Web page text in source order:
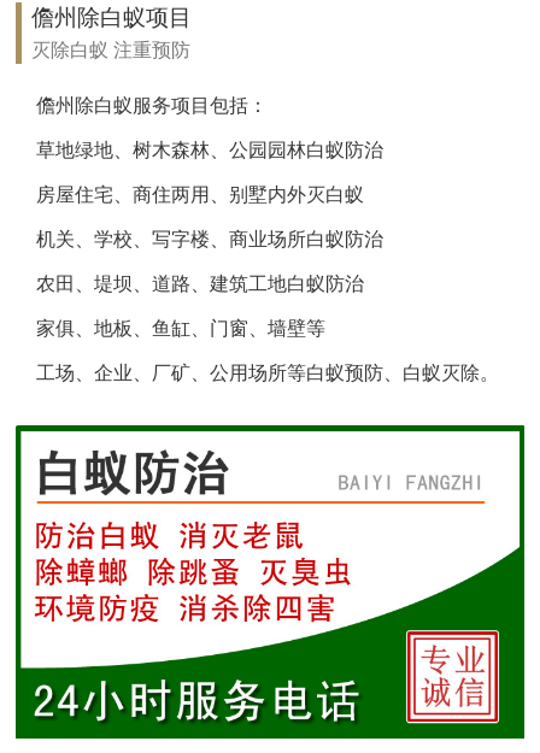
镇江白蚁防治
丹阳白蚁防治
扬中白蚁防治
句容白蚁防治
响水白蚁防治
滨海白蚁防治
阜宁白蚁防治
射阳白蚁防治
建湖白蚁防治
东台白蚁防治
涟水白蚁防治
儋州除白蚁项目
灭除白蚁 注重预防
儋州除白蚁服务项目包括：
草地绿地、树木森林、公园园林白蚁防治
房屋住宅、商住两用、别墅内外灭白蚁
机关、学校、写字楼、商业场所白蚁防治
农田、堤坝、道路、建筑工地白蚁防治
家俱、地板、鱼缸、门窗、墙壁等
工场、企业、厂矿、公用场所等白蚁预防、白蚁灭除。